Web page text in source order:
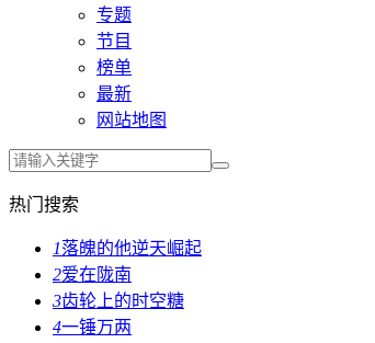
专题
节目
榜单
最新
网站地图
热门搜索
1落魄的他逆天崛起
2爱在陇南
3齿轮上的时空糖
4一锤万两